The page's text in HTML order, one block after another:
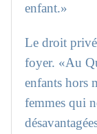
enfant.»
Le droit privé
foyer. «Au
enfants hors
femmes qui